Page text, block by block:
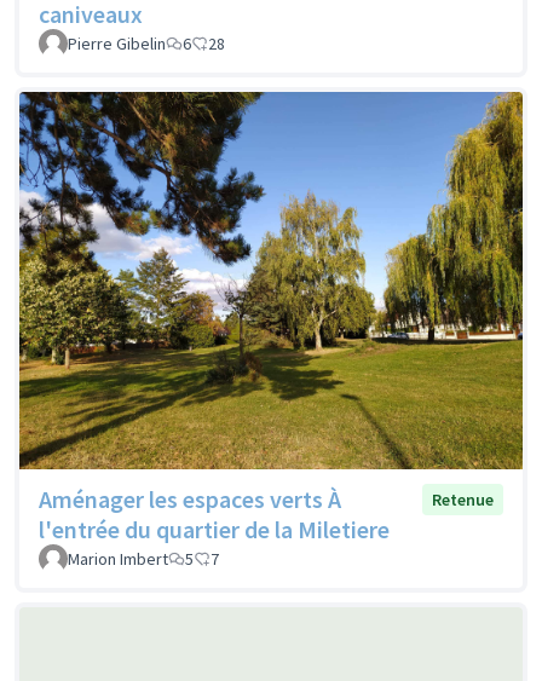
caniveaux
Pierre Gibelin 6 28
Aménager les espaces verts À
l'entrée du quartier de la Miletiere
Retenue
Marion Imbert 5 7